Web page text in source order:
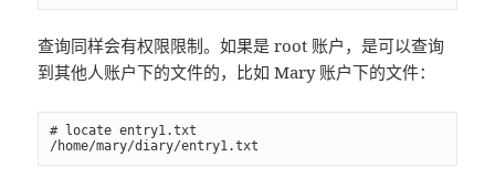
查询同样会有权限限制。如果是 root 账户，是可以查询
到其他人账户下的文件的，比如 Mary 账户下的文件：
# locate entry1.txt
/home/mary/diary/entry1.txt